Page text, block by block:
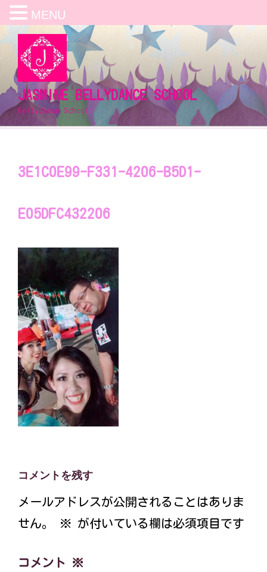
コ
ン
ツ
ス
キ
JASMINE BELLYDANCE SCHOOL
Bellydance School
3E1C0E99-F331-4206-B5D1-
E05DFC432206
コメントを残す
メールアドレスが公開されることはありま
せん。
※ が付いている欄は必須項目です
コメント ※
MENU